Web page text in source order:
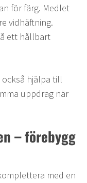
för färg. Medlet
vidhäftning.
ett hållbart
hjälpa till
uppdrag när
– förebygg
med en